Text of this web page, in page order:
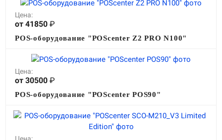
Цена:
от 41850 ₽
POS-оборудование "POScenter Z2 PRO N100"
Цена:
от 30500 ₽
POS-оборудование "POScenter POS90"